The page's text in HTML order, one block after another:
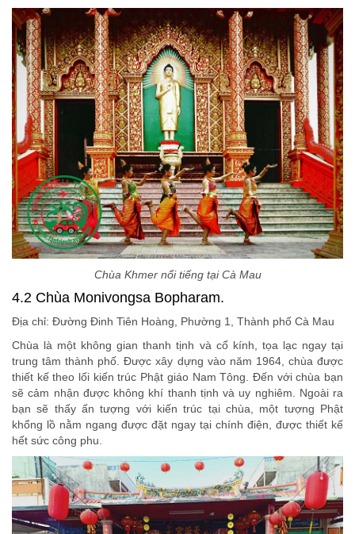
Chùa Khmer nổi tiếng tại Cà Mau
4.2 Chùa Monivongsa Bopharam.
Địa chỉ: Đường Đinh Tiên Hoàng, Phường 1, Thành phố Cà Mau
Chùa là một không gian thanh tịnh và cổ kính, tọa lạc ngay tại
trung tâm thành phố. Được xây dựng vào năm 1964, chùa được
thiết kế theo lối kiến trúc Phật giáo Nam Tông. Đến với chùa bạn
sẽ cảm nhận được không khí thanh tịnh và uy nghiêm. Ngoài ra
bạn sẽ thấy ấn tượng với kiến trúc tại chùa, một tượng Phật
khổng lồ nằm ngang được đặt ngay tại chính điện, được thiết kế
hết sức công phu.